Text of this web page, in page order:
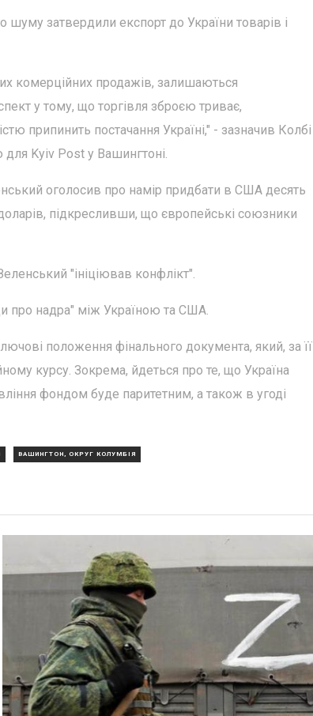
затвердили експорт до України товарів і
комерційних продажів, залишаються
у тому, що торгівля зброєю триває,
припинить постачання Україні," - зазначив Колбі
для Kyiv Post у Вашингтоні.
оголосив про намір придбати в США десять
підкресливши, що європейські союзники
"ініціював конфлікт".
про надра" між Україною та США.
положення фінального документа, який, за її
курсу. Зокрема, йдеться про те, що Україна
фондом буде паритетним, а також в угоді
ВАШИНГТОН, ОКРУГ КОЛУМБІЯ